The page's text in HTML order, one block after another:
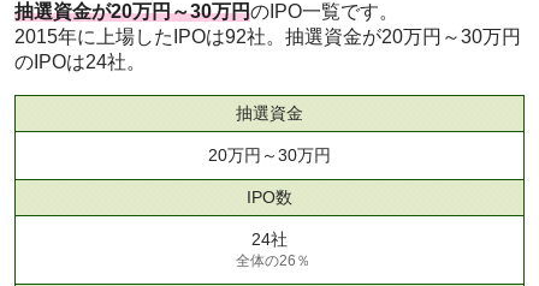
抽選資金が20万円～30万円のIPO一覧です。
2015年に上場したIPOは92社。抽選資金が20万円～30万円
のIPOは24社。
抽選資金
20万円～30万円
IPO数
24社
全体の26％